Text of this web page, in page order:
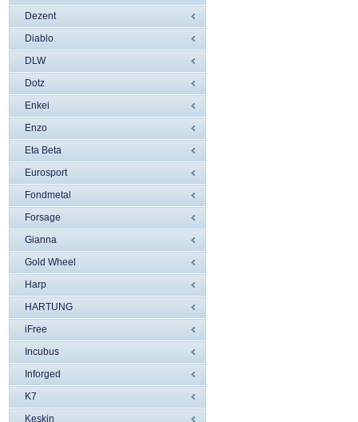
Dezent
Diablo
DLW
Dotz
Enkei
Enzo
Eta Beta
Eurosport
Fondmetal
Forsage
Gianna
Gold Wheel
Harp
HARTUNG
iFree
Incubus
Inforged
K7
Keskin